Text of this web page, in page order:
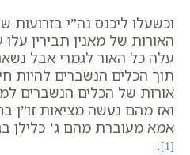
וכשעלו ליכנס נה”י
האורות של מאנין תבירין
עלה כל האור לגמרי אבל
תוך הכלים הנשברים להיות
אורות של הכלים הנשברים
ואז מהם נעשה מציאות זו”ן
אמא מעוברת מהם ג’ כלילן
[1]
.